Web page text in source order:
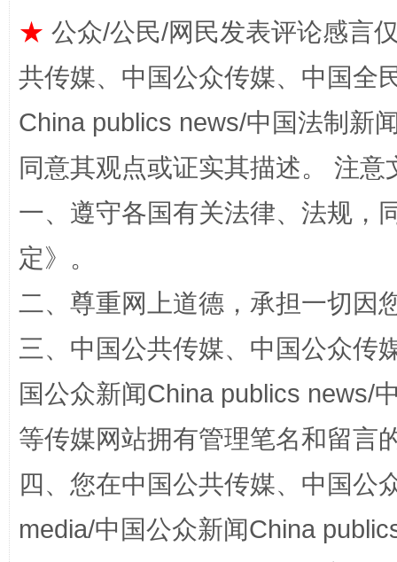
全民健身五年计划来了！等你上场
★ 公众/公民/网民发表评论感言
共传媒、中国公众传媒、中国全
China publics news/中国法制新
同意其观点或证实其描述。 注
一、遵守各国有关法律、法规，
定》。
二、尊重网上道德，承担一切因
三、中国公共传媒、中国公众传
国公众新闻China publics news/
等传媒网站拥有管理笔名和留言
四、您在中国公共传媒、中国公
media/中国公众新闻China